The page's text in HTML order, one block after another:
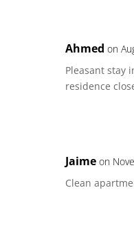
Ahmed on
Pleasant stay
residence
Jaime on
Clean